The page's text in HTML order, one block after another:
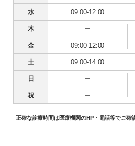
水 09:00-12:00
木 ー
金 09:00-12:00
土 09:00-14:00
日 ー
祝 ー
正確な診療時間は医療機関のHP・電話等でご確